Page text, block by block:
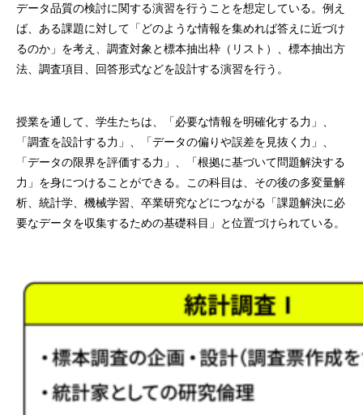
データ品質の検討に関する演習を行うことを想定している。例え
ば、ある課題に対して「どのような情報を集めれば答えに近づけ
るのか」を考え、調査対象と標本抽出枠（リスト）、標本抽出方
法、調査項目、回答形式などを設計する演習を行う。
授業を通して、学生たちは、「必要な情報を明確化する力」、
「調査を設計する力」、「データの偏りや誤差を見抜く力」、
「データの限界を評価する力」、「根拠に基づいて問題解決する
力」を身につけることができる。この科目は、その後の多変量解
析、統計学、機械学習、卒業研究などにつながる「課題解決に必
要なデータを収集するための基礎科目」と位置づけられている。